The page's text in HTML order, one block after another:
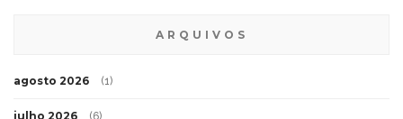
ARQUIVOS
agosto 2026 (1)
julho 2026 (6)